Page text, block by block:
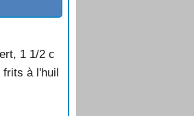
1 1/2 c
frits à l'huil